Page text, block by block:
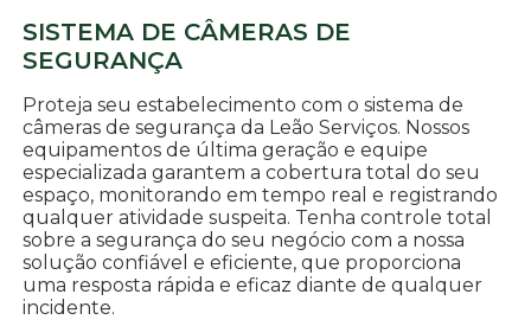
SISTEMA DE CÂMERAS DE
SEGURANÇA
Proteja seu estabelecimento com o sistema de
câmeras de segurança da Leão Serviços. Nossos
equipamentos de última geração e equipe
especializada garantem a cobertura total do seu
espaço, monitorando em tempo real e registrando
qualquer atividade suspeita. Tenha controle total
sobre a segurança do seu negócio com a nossa
solução confiável e eficiente, que proporciona
uma resposta rápida e eficaz diante de qualquer
incidente.